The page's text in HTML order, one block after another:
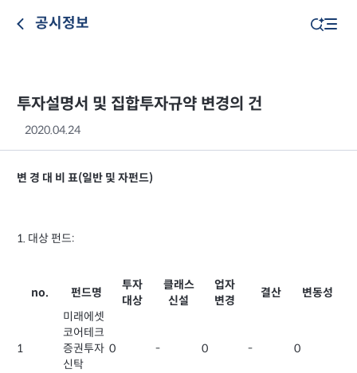
공시정보
투자설명서 및 집합투자규약 변경의 건
2020.04.24
변 경 대 비 표(일반 및 자펀드)
1. 대상 펀드:
no. 펀드명
투자
대상
클래스
신설
업자
변경
결산 변동성
1
미래에셋
코어테크
증권투자
신탁
0 - 0 - 0